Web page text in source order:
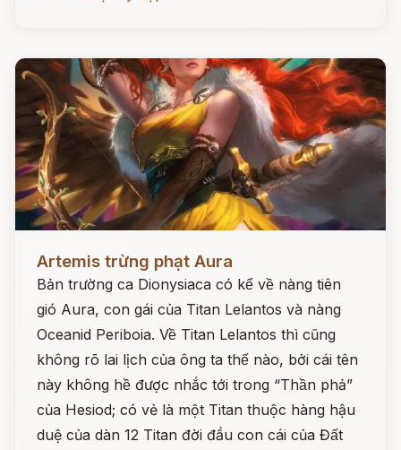
Artemis trừng phạt Aura
Bản trường ca Dionysiaca có kể về nàng tiên
gió Aura, con gái của Titan Lelantos và nàng
Oceanid Periboia. Về Titan Lelantos thì cũng
không rõ lai lịch của ông ta thế nào, bởi cái tên
này không hề được nhắc tới trong “Thần phả”
của Hesiod; có vẻ là một Titan thuộc hàng hậu
duệ của dàn 12 Titan đời đầu con cái của Đất